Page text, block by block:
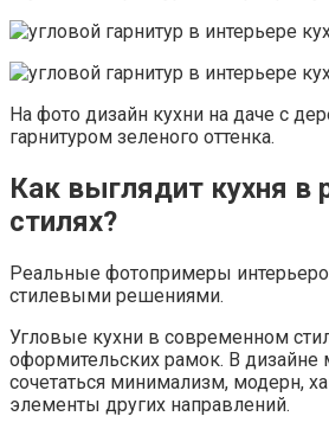
На фото дизайн кухни на даче с
гарнитуром зеленого оттенка.
Как выглядит кухня в
стилях?
Реальные фотопримеры
стилевыми решениями.
Угловые кухни в современном
оформительских рамок. В дизайне
сочетаться минимализм, модерн,
элементы других направлений.